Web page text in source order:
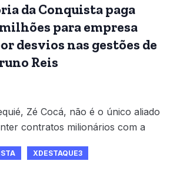
da Conquista paga
milhões para empresa
desvios nas gestões de
Reis
Zé Cocá, não é o único aliado
contratos milionários com a
XDESTAQUE3